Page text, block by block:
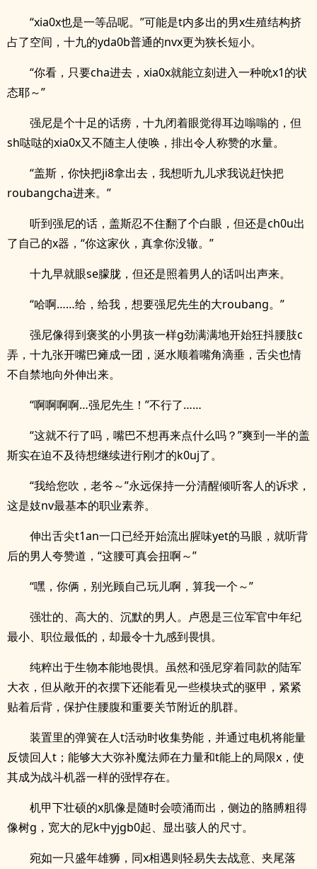
“xia0x也是一等品呢。”可能是t内多出的男x生殖结构挤
占了空间，十九的yda0b普通的nvx更为狭长短小。
“你看，只要cha进去，xia0x就能立刻进入一种吮x1的状
态耶～”
强尼是个十足的话痨，十九闭着眼觉得耳边嗡嗡的，但
sh哒哒的xia0x又不随主人使唤，排出令人称赞的水量。
“盖斯，你快把ji8拿出去，我想听九儿求我说赶快把
roubangcha进来。”
听到强尼的话，盖斯忍不住翻了个白眼，但还是ch0u出
了自己的x器，“你这家伙，真拿你没辙。”
十九早就眼se朦胧，但还是照着男人的话叫出声来。
“哈啊……给，给我，想要强尼先生的大roubang。”
强尼像得到褒奖的小男孩一样g劲满满地开始狂抖腰肢c
弄，十九张开嘴巴瘫成一团，涎水顺着嘴角滴垂，舌尖也情
不自禁地向外伸出来。
“啊啊啊啊…强尼先生！”不行了……
“这就不行了吗，嘴巴不想再来点什么吗？”爽到一半的盖
斯实在迫不及待想继续进行刚才的k0uj了。
“我给您吹，老爷～”永远保持一分清醒倾听客人的诉求，
这是妓nv最基本的职业素养。
伸出舌尖t1an一口已经开始流出腥味yet的马眼，就听背
后的男人夸赞道，“这腰可真会扭啊～”
“嘿，你俩，别光顾自己玩儿啊，算我一个～”
强壮的、高大的、沉默的男人。卢恩是三位军官中年纪
最小、职位最低的，却最令十九感到畏惧。
纯粹出于生物本能地畏惧。虽然和强尼穿着同款的陆军
大衣，但从敞开的衣摆下还能看见一些模块式的驱甲，紧紧
贴着后背，保护住腰腹和重要关节附近的肌群。
装置里的弹簧在人t活动时收集势能，并通过电机将能量
反馈回人t；能够大大弥补魔法师在力量和t能上的局限x，使
其成为战斗机器一样的强悍存在。
机甲下壮硕的x肌像是随时会喷涌而出，侧边的胳膊粗得
像树g，宽大的尼k中yjgb0起、显出骇人的尺寸。
宛如一只盛年雄狮，同x相遇则轻易失去战意、夹尾落